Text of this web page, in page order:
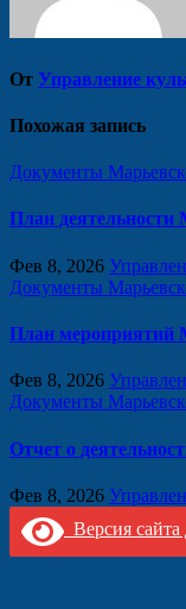
От Управление
Похожая запись
Документы
План деятельности
Фев 8, 2026
Документы
План мероприятий
Фев 8, 2026
Документы
Отчет о
Фев 8, 2026
Версия